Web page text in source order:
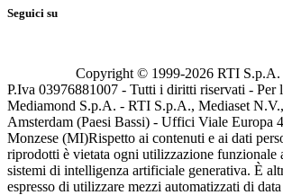
Seguici su
Copyright © 1999-2026 RTI S.p.A.
P.Iva 03976881007 - Tutti i diritti riservati - Per
Mediamond S.p.A. - RTI S.p.A., Mediaset
Amsterdam (Paesi Bassi) - Uffici Viale Europa
Monzese (MI)Rispetto ai contenuti e ai dati
riprodotti è vietata ogni utilizzazione funzionale
sistemi di intelligenza artificiale generativa. È
espresso di utilizzare mezzi automatizzati di